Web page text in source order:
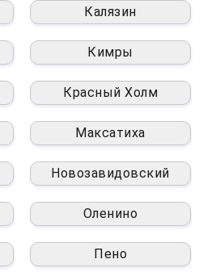
Калязин
Кимры
Красный Холм
Максатиха
Новозавидовский
Оленино
Пено